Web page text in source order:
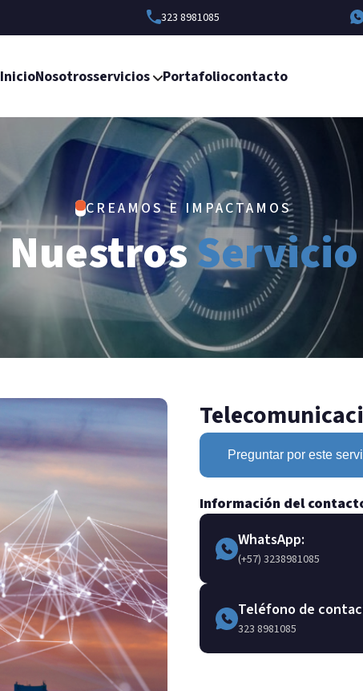
323 8981085
InicioNosotrosservicios Portafoliocontacto
CREAMOS E IMPACTAMOS
NuestrosServicio
Preguntar por este
Información del
WhatsApp:
(+57) 3238981085
Teléfono de
323 8981085